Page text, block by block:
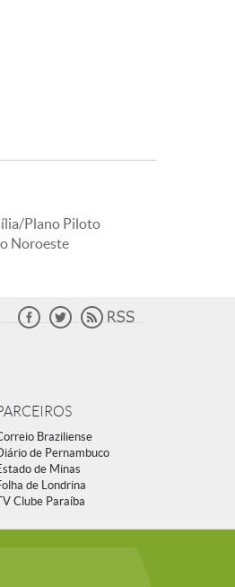
Plano Piloto
Noroeste
Braziliense
de Pernambuco
de Minas
de Londrina
Clube Paraíba